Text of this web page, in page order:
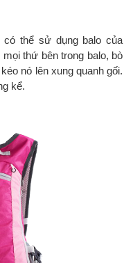
thể sử dụng balo của
thứ bên trong balo, bò
nó lên xung quanh gối.
kể.